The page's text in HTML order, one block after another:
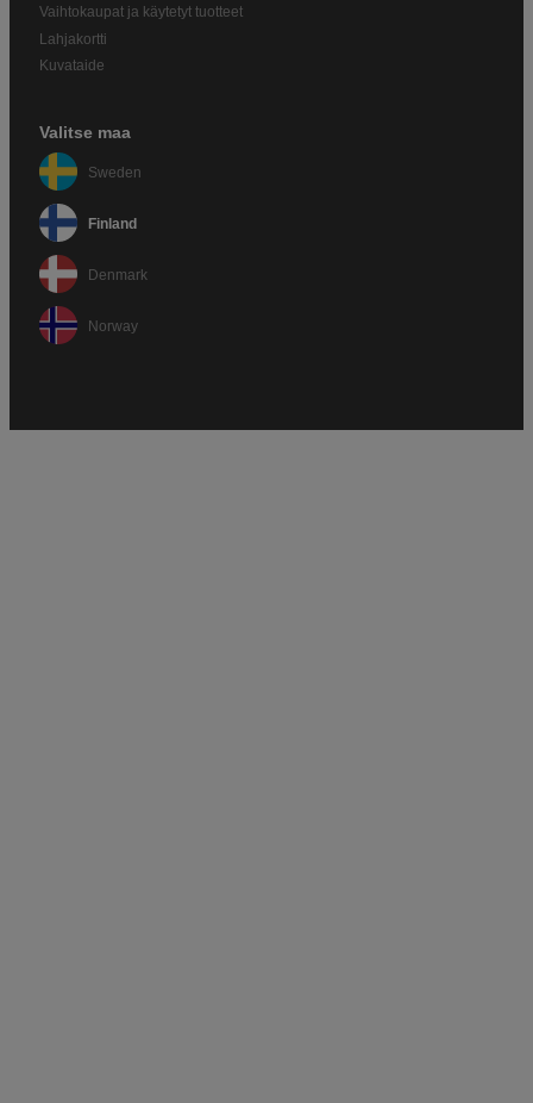
Vaihtokaupat ja käytetyt tuotteet
Lahjakortti
Kuvataide
Valitse maa
Sweden
Finland
Denmark
Norway